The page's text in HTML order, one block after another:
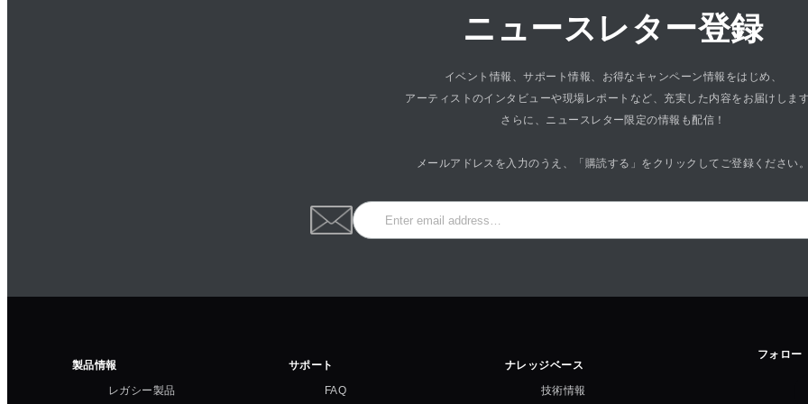
ニュースレター登録
イベント情報、サポート情報、お得なキャンペーン情報をはじめ、
アーティストのインタビューや現場レポートなど、充実した内容をお届けしま
さらに、ニュースレター限定の情報も配信！
メールアドレスを入力のうえ、「購読する」をクリックしてご登録ください
製品情報
レガシー製品
サポート
FAQ
ナレッジベース
技術情報
フォロー